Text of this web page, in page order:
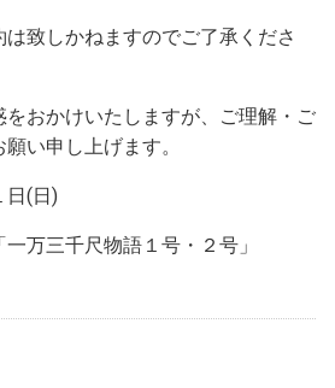
致しかねますのでご了承くださ
おかけいたしますが、ご理解・ご
い申し上げます。
日(日)
万三千尺物語１号・２号」